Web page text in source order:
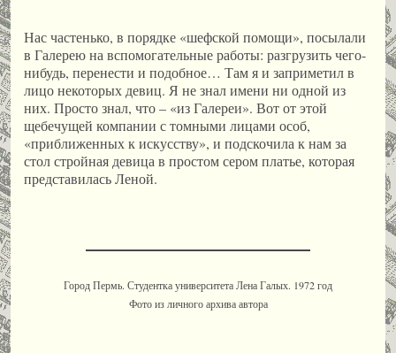
Нас частенько, в порядке «шефской помощи», посылали
в Галерею на вспомогательные работы: разгрузить чего-
нибудь, перенести и подобное… Там я и заприметил в
лицо некоторых девиц. Я не знал имени ни одной из
них. Просто знал, что – «из Галереи». Вот от этой
щебечущей компании с томными лицами особ,
«приближенных к искусству», и подскочила к нам за
стол стройная девица в простом сером платье, которая
представилась Леной.
Город Пермь. Студентка университета Лена Галых. 1972 год
Фото из личного архива автора